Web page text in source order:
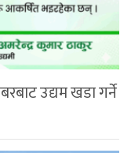
उद्यम खडा गर्ने